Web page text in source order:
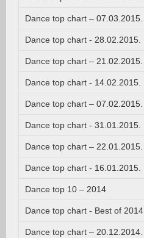
Dance top chart – 07.03.2015.
Dance top chart - 28.02.2015.
Dance top chart – 21.02.2015.
Dance top chart - 14.02.2015.
Dance top chart – 07.02.2015.
Dance top chart - 31.01.2015.
Dance top chart – 22.01.2015.
Dance top chart - 16.01.2015.
Dance top 10 – 2014
Dance top chart - Best of 2014
Dance top chart – 20.12.2014.